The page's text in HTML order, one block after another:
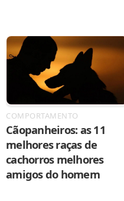
COMPORTAMENTO
Cãopanheiros: as 11
melhores raças de
cachorros melhores
amigos do homem